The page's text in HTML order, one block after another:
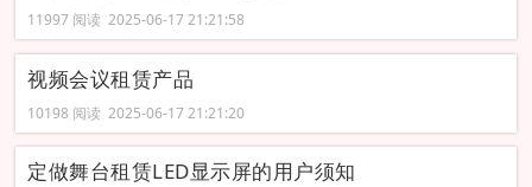
11997 阅读 2025-06-17 21:21:58
视频会议租赁产品
10198 阅读 2025-06-17 21:21:20
定做舞台租赁LED显示屏的用户须知